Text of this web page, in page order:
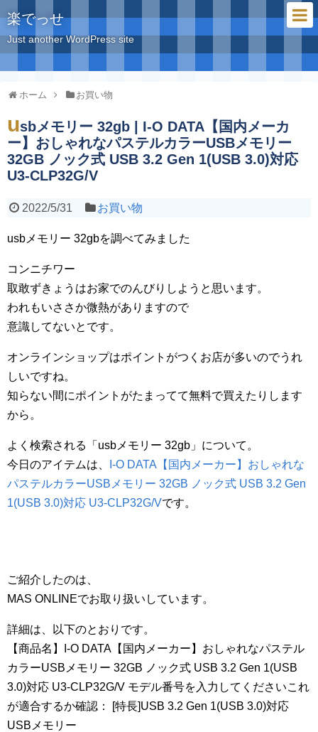
楽でっせ
Just another WordPress site
ホーム お買い物
usbメモリー 32gb | I-O DATA【国内メーカ
ー】おしゃれなパステルカラーUSBメモリー
32GB ノック式 USB 3.2 Gen 1(USB 3.0)対応
U3-CLP32G/V
2022/5/31 お買い物
usbメモリー 32gbを調べてみました
コンニチワー
取敢ずきょうはお家でのんびりしようと思います。
われもいささか微熱がありますので
意識してないとです。
オンラインショップはポイントがつくお店が多いのでうれ
しいですね。
知らない間にポイントがたまってて無料で買えたりします
から。
よく検索される「usbメモリー 32gb」について。
今日のアイテムは、
I-O DATA【国内メーカー】おしゃれな
パステルカラーUSBメモリー 32GB ノック式 USB 3.2 Gen
1(USB 3.0)対応 U3-CLP32G/Vです。
ご紹介したのは、
MAS ONLINEでお取り扱いしています。
詳細は、以下のとおりです。
【商品名】I-O DATA【国内メーカー】おしゃれなパステル
カラーUSBメモリー 32GB ノック式 USB 3.2 Gen 1(USB
3.0)対応 U3-CLP32G/V モデル番号を入力してくださいこれ
が適合するか確認： [特長]USB 3.2 Gen 1(USB 3.0)対応
USBメモリー